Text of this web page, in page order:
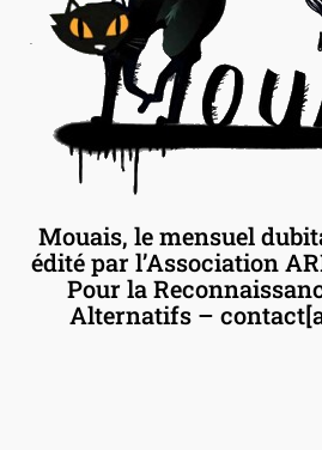
Mouais, le mensuel
édité par l’Association
Pour la
Alternatifs –